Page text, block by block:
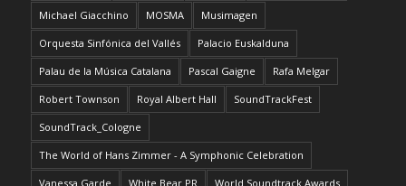
Michael Giacchino MOSMA Musimagen
Orquesta Sinfónica del Vallés Palacio Euskalduna
Palau de la Música Catalana Pascal Gaigne Rafa Melgar
Robert Townson Royal Albert Hall SoundTrackFest
SoundTrack_Cologne
The World of Hans Zimmer - A Symphonic Celebration
Vanessa Garde White Bear PR World Soundtrack Awards